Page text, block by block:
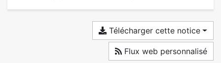
Télécharger cette notice
Flux web personnalisé